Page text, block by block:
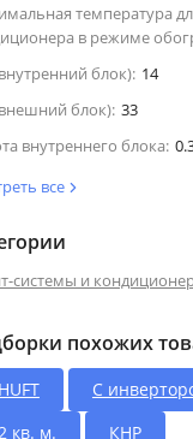
температура
в режиме
блок): 14
блок): 33
внутреннего блока:
все
системы и
похожих
С
кв. м.
КНР